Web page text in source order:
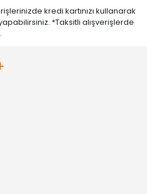
kredi kartınızı kullanarak
*Taksitli alışverişlerde